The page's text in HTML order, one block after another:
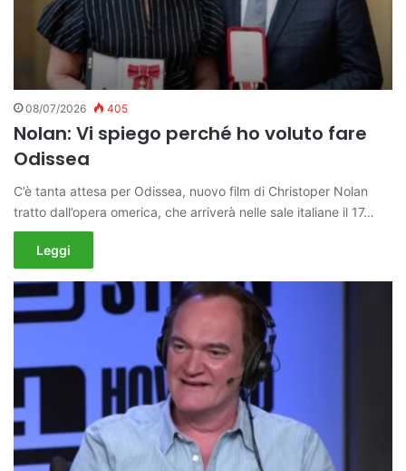
08/07/2026 405
Nolan: Vi spiego perché ho voluto fare
Odissea
C’è tanta attesa per Odissea, nuovo film di Christoper Nolan
tratto dall’opera omerica, che arriverà nelle sale italiane il 17…
Leggi